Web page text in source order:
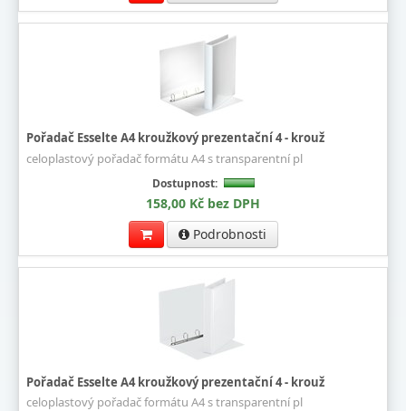
Pořadač Esselte A4 kroužkový prezentační 4 - krouž
celoplastový pořadač formátu A4 s transparentní pl
Dostupnost:
158,00 Kč bez DPH
Podrobnosti
Pořadač Esselte A4 kroužkový prezentační 4 - krouž
celoplastový pořadač formátu A4 s transparentní pl